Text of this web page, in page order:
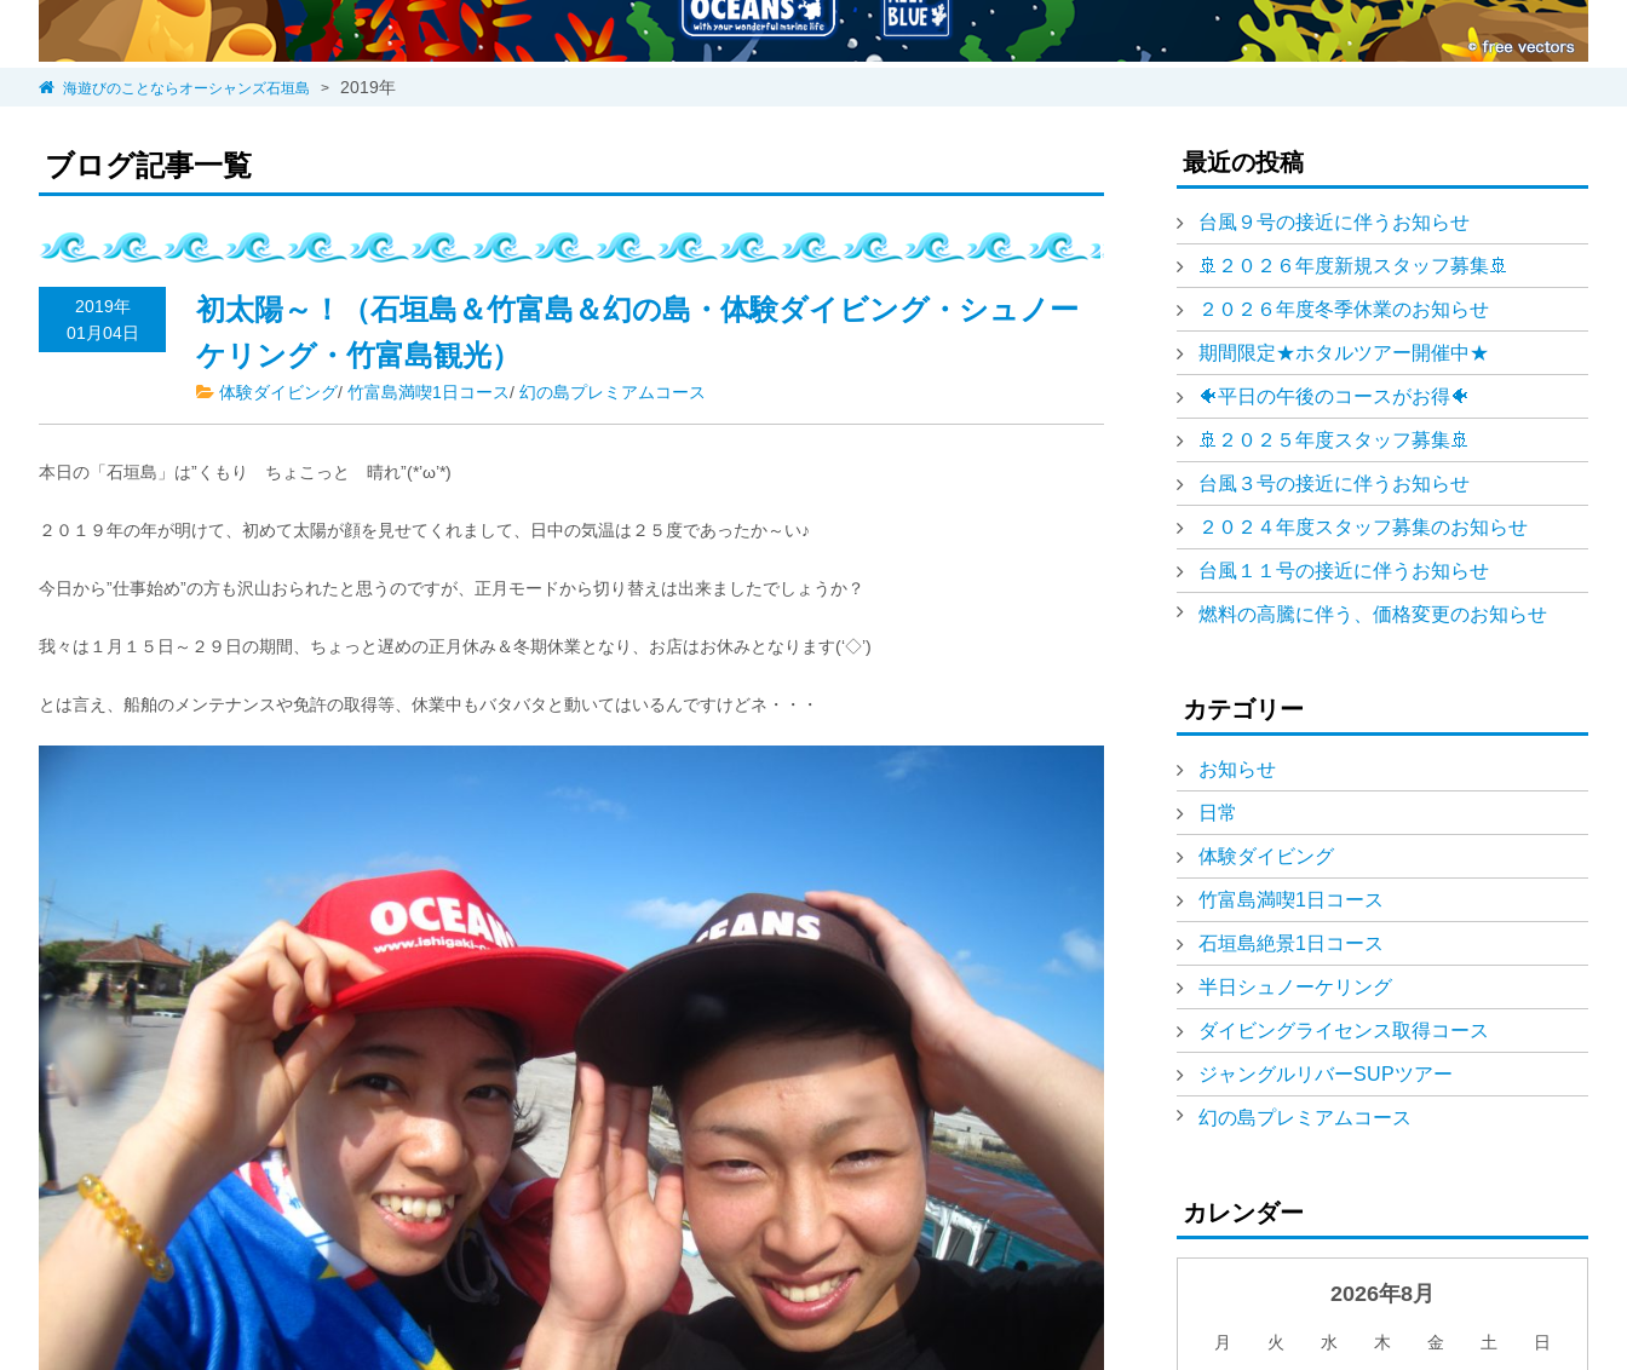
海遊びのことならオーシャンズ石垣島 > 2019年
ブログ記事一覧
2019年
01月04日
初太陽～！（石垣島＆竹富島＆幻の島・体験ダイビング・シュノー
ケリング・竹富島観光）
体験ダイビング/ 竹富島満喫1日コース/ 幻の島プレミアムコース
本日の「石垣島」は”くもり ちょこっと 晴れ”(*’ω’*)
２０１９年の年が明けて、初めて太陽が顔を見せてくれまして、日中の気温は２５度であったか～い♪
今日から”仕事始め”の方も沢山おられたと思うのですが、正月モードから切り替えは出来ましたでしょうか？
我々は１月１５日～２９日の期間、ちょっと遅めの正月休み＆冬期休業となり、お店はお休みとなります(‘◇’)ゞ
とは言え、船舶のメンテナンスや免許の取得等、休業中もバタバタと動いてはいるんですけどネ・・・
最近の投稿
台風９号の接近に伴うお知らせ
🚢２０２６年度新規スタッフ募集🚢
２０２６年度冬季休業のお知らせ
期間限定★ホタルツアー開催中★
🐠平日の午後のコースがお得🐠
🚢２０２５年度スタッフ募集🚢
台風３号の接近に伴うお知らせ
２０２４年度スタッフ募集のお知らせ
台風１１号の接近に伴うお知らせ
燃料の高騰に伴う、価格変更のお知らせ
カテゴリー
お知らせ
日常
体験ダイビング
竹富島満喫1日コース
石垣島絶景1日コース
半日シュノーケリング
ダイビングライセンス取得コース
ジャングルリバーSUPツアー
幻の島プレミアムコース
カレンダー
2026年8月
月 火 水 木 金 土
日